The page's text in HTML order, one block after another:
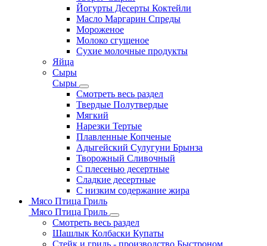
Йогурты Десерты Коктейли
Масло Маргарин Спреды
Мороженое
Молоко сгущеное
Сухие молочные продукты
Яйца
Сыры
Сыры
Смотреть весь раздел
Твердые Полутвердые
Мягкий
Нарезки Тертые
Плавленные Копченые
Адыгейский Сулугуни Брынза
Творожный Сливочный
С плесенью десертные
Сладкие десертные
С низким содержание жира
Мясо Птица Гриль
Мясо Птица Гриль
Смотреть весь раздел
Шашлык Колбаски Купаты
Стейк и гриль - производство Быстроном